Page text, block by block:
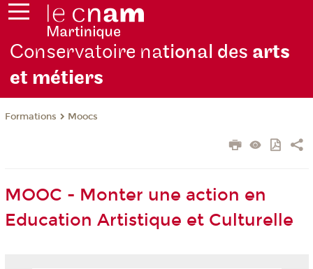
Conservatoire national des arts
et métiers
Formations Moocs
MOOC - Monter une action en
Education Artistique et Culturelle